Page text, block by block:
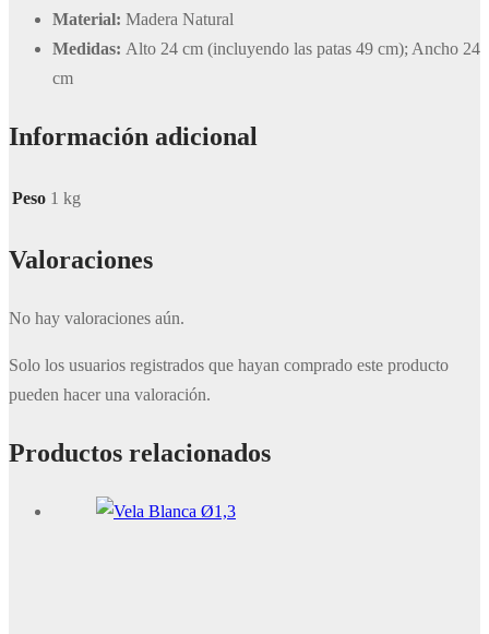
Material: Madera Natural
Medidas: Alto 24 cm (incluyendo las patas 49 cm); Ancho 24
cm
Información adicional
Peso 1 kg
Valoraciones
No hay valoraciones aún.
Solo los usuarios registrados que hayan comprado este producto
pueden hacer una valoración.
Productos relacionados